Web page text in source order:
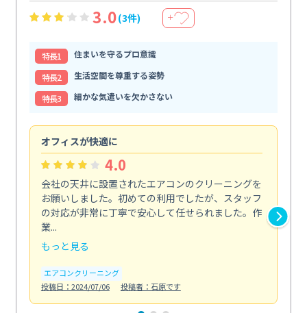
3.0(3件) ＋
特⻑1
住まいを守るプロ意識
特⻑2
生活空間を尊重する姿勢
特⻑3
細かな気遣いを欠かさない
オフィスが快適に
4.0
会社の天井に設置されたエアコンのクリーニングを
お願いしました。初めての利用でしたが、スタッフ
の対応が非常に丁寧で安心して任せられました。作
業...
もっと見る
エアコンクリーニング
投稿日：2024/07/06
投稿者：石原です